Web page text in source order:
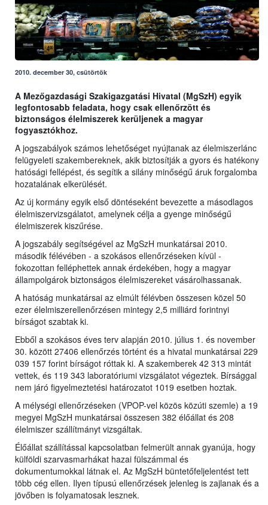
2010. december 30, csütörtök
A Mezőgazdasági Szakigazgatási Hivatal (MgSzH) egyik
legfontosabb feladata, hogy csak ellenőrzött és
biztonságos élelmiszerek kerüljenek a magyar
fogyasztókhoz.
A jogszabályok számos lehetőséget nyújtanak az élelmiszerlánc
felügyeleti szakembereknek, akik biztosítják a gyors és hatékony
hatósági fellépést, és segítik a silány minőségű áruk forgalomba
hozatalának elkerülését.
Az új kormány egyik első döntéseként bevezette a másodlagos
élelmiszervizsgálatot, amelynek célja a gyenge minőségű
élelmiszerek kiszűrése.
A jogszabály segítségével az MgSzH munkatársai 2010.
második félévében - a szokásos ellenőrzéseken kívül -
fokozottan felléphettek annak érdekében, hogy a magyar
állampolgárok biztonságos élelmiszereket vásárolhassanak.
A hatóság munkatársai az elmúlt félévben összesen közel 50
ezer élelmiszerellenőrzésen mintegy 2,5 milliárd forintnyi
bírságot szabtak ki.
Ebből a szokásos éves terv alapján 2010. július 1. és november
30. között 27406 ellenőrzés történt és a hivatal munkatársai 229
039 157 forint bírságot róttak ki. A szakemberek 42 313 mintát
vettek, és 119 343 laboratóriumi vizsgálatot végeztek. Bírsággal
nem járó figyelmeztetési határozatot 1019 esetben hoztak.
A mélységi ellenőrzéseken (VPOP-vel közös közúti szemle) a 19
megyei MgSzH munkatársai összesen 382 élőállat és 208
élelmiszer szállítmányt vizsgáltak.
Élőállat szállítással kapcsolatban felmerült annak gyanúja, hogy
külföldi szarvasmarhákat hazai fülszámmal és
dokumentumokkal látnak el. Az MgSzH büntetőfeljelentést tett
több cég ellen. Ilyen típusú ellenőrzések jelenleg is zajlanak és a
jövőben is folyamatosak lesznek.